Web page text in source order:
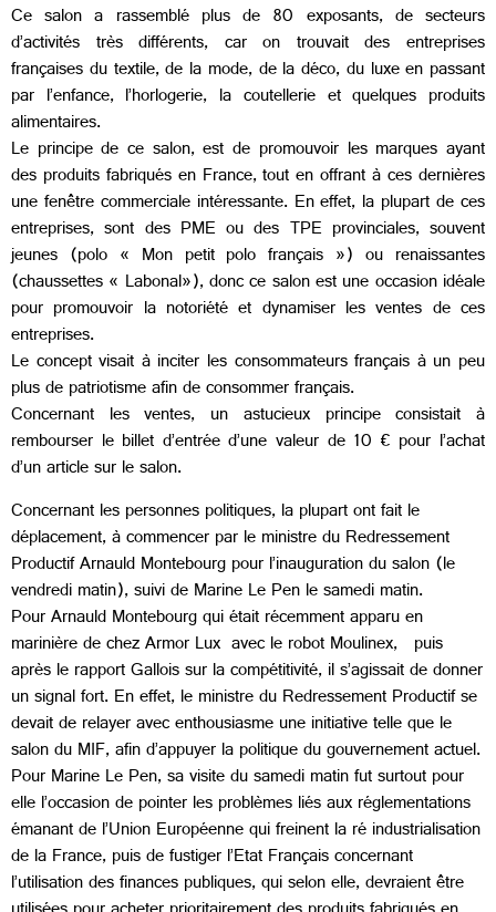
Ce salon a rassemblé plus de 80 exposants, de secteurs
d’activités très différents, car on trouvait des entreprises
françaises du textile, de la mode, de la déco, du luxe en passant
par l’enfance, l’horlogerie, la coutellerie et quelques produits
alimentaires.
Le principe de ce salon, est de promouvoir les marques ayant
des produits fabriqués en France, tout en offrant à ces dernières
une fenêtre commerciale intéressante. En effet, la plupart de ces
entreprises, sont des PME ou des TPE provinciales, souvent
jeunes (polo « Mon petit polo français ») ou renaissantes
(chaussettes « Labonal»), donc ce salon est une occasion idéale
pour promouvoir la notoriété et dynamiser les ventes de ces
entreprises.
Le concept visait à inciter les consommateurs français à un peu
plus de patriotisme afin de consommer français.
Concernant les ventes, un astucieux principe consistait à
rembourser le billet d’entrée d’une valeur de 10 € pour l’achat
d’un article sur le salon.
Concernant les personnes politiques, la plupart ont fait le
déplacement, à commencer par le ministre du Redressement
Productif Arnauld Montebourg pour l’inauguration du salon (le
vendredi matin), suivi de Marine Le Pen le samedi matin.
Pour Arnauld Montebourg qui était récemment apparu en
marinière de chez Armor Lux avec le robot Moulinex, puis
après le rapport Gallois sur la compétitivité, il s’agissait de donner
un signal fort. En effet, le ministre du Redressement Productif se
devait de relayer avec enthousiasme une initiative telle que le
salon du MIF, afin d’appuyer la politique du gouvernement actuel.
Pour Marine Le Pen, sa visite du samedi matin fut surtout pour
elle l’occasion de pointer les problèmes liés aux réglementations
émanant de l’Union Européenne qui freinent la ré industrialisation
de la France, puis de fustiger l’Etat Français concernant
l’utilisation des finances publiques, qui selon elle, devraient être